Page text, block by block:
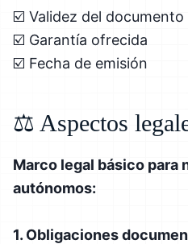
☑️ Validez del documento
☑️ Garantía ofrecida
☑️ Fecha de emisión
⚖️ Aspectos
Marco legal básico para
autónomos:
1. Obligaciones